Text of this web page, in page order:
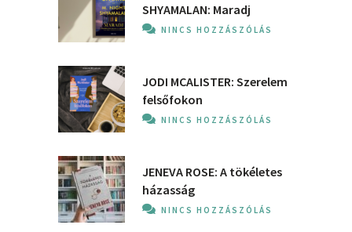
SHYAMALAN: Maradj
NINCS HOZZÁSZÓLÁS
JODI MCALISTER: Szerelem
felsőfokon
NINCS HOZZÁSZÓLÁS
JENEVA ROSE: A ​tökéletes
házasság
NINCS HOZZÁSZÓLÁS